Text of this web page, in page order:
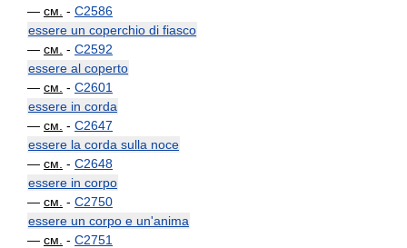
— см. - C2586
essere un coperchio di fiasco
— см. - C2592
essere al coperto
— см. - C2601
essere in corda
— см. - C2647
essere la corda sulla noce
— см. - C2648
essere in corpo
— см. - C2750
essere un corpo e un'anima
— см. - C2751